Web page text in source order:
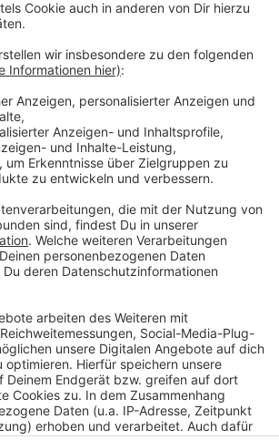
und fehlendes Konzept
des KFC Uerdingen hat den
Platzer demnach mehrfach
Konzept zur Lösung der finanziellen
vorzulegen. Bisher sei dies
geschehen, was das
endgültig erschüttert hat.